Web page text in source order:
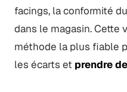
facings, la conformité
dans le magasin. Cette
méthode la plus fiable
les écarts et prendre